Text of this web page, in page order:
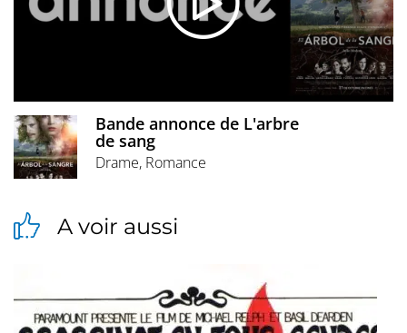
Bande annonce de L'arbre
de sang
Drame, Romance
A voir aussi